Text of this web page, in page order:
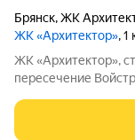
Брянск,ЖК
ЖК «Архитектор», 1
ЖК «Архитектор»,
пересечение
Современный
дополнительным